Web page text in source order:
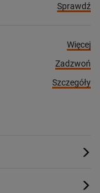
Sprawdź
Więcej
Zadzwoń
Szczegóły